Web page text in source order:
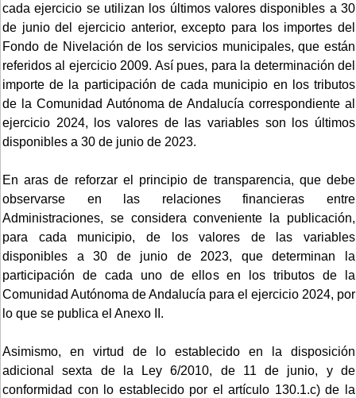
cada ejercicio se utilizan los últimos valores disponibles a 30
de junio del ejercicio anterior, excepto para los importes del
Fondo de Nivelación de los servicios municipales, que están
referidos al ejercicio 2009. Así pues, para la determinación del
importe de la participación de cada municipio en los tributos
de la Comunidad Autónoma de Andalucía correspondiente al
ejercicio 2024, los valores de las variables son los últimos
disponibles a 30 de junio de 2023.
En aras de reforzar el principio de transparencia, que debe
observarse en las relaciones financieras entre
Administraciones, se considera conveniente la publicación,
para cada municipio, de los valores de las variables
disponibles a 30 de junio de 2023, que determinan la
participación de cada uno de ellos en los tributos de la
Comunidad Autónoma de Andalucía para el ejercicio 2024, por
lo que se publica el Anexo II.
Asimismo, en virtud de lo establecido en la disposición
adicional sexta de la Ley 6/2010, de 11 de junio, y de
conformidad con lo establecido por el artículo 130.1.c) de la